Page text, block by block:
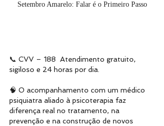
Setembro Amarelo: Falar é o Primeiro Passo
📞 CVV – 188  Atendimento gratuito,
sigiloso e 24 horas por dia.
🧠 O acompanhamento com um médico
psiquiatra aliado à psicoterapia faz
diferença real no tratamento, na
prevenção e na construção de novos